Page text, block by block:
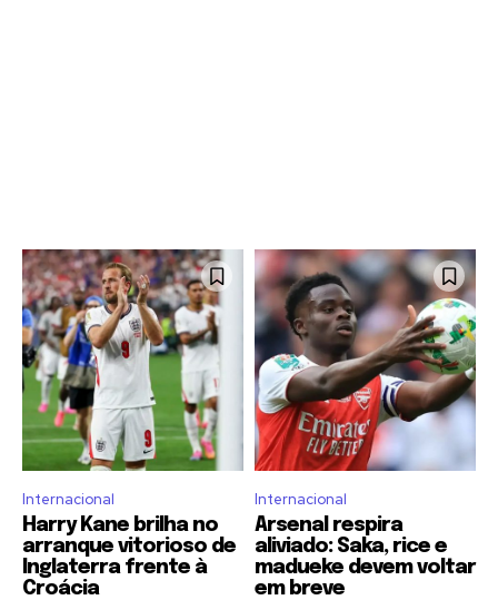
Internacional
Harry Kane brilha no
arranque vitorioso de
Inglaterra frente à
Croácia
Internacional
Arsenal respira
aliviado: Saka, rice e
madueke devem voltar
em breve